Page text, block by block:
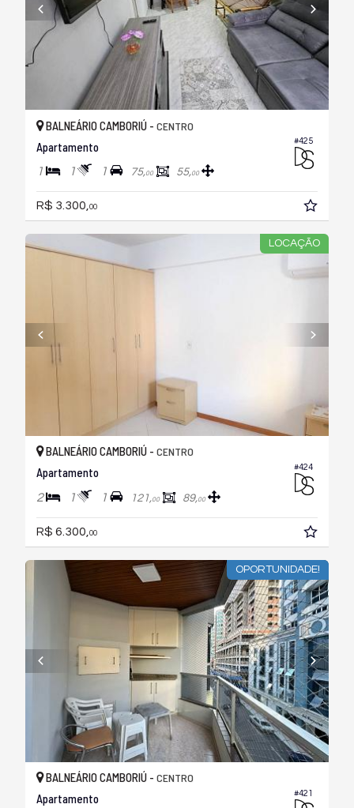
#425
BALNEÁRIO CAMBORIÚ - CENTRO
Apartamento
1 1 1 75,00 55,00
R$ 3.300, 00
LOCAÇÃO
#424
BALNEÁRIO CAMBORIÚ - CENTRO
Apartamento
2 1 1 121,00 89,00
R$ 6.300, 00
OPORTUNIDADE!
#421
BALNEÁRIO CAMBORIÚ - CENTRO
Apartamento